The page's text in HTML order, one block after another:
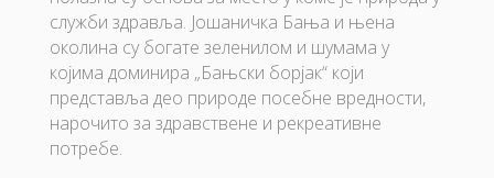
служби здравља. Јошаничка Бања и њена
околина су богате зеленилом и шумама у
којима доминира „Бањски борјак“ који
представља део природе посебне вредности,
нарочито за здравствене и рекреативне
потребе.